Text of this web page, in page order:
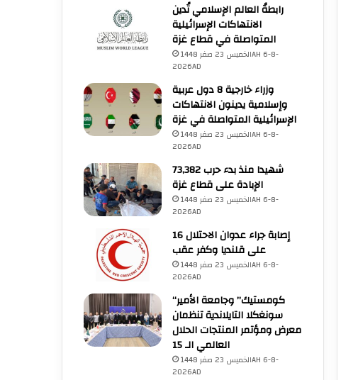
رابطةُ العالم الإسلامي تُدين
الانتهاكات الإسرائيلية
المتواصلة في قطاع غزة
الخميس 23 صفر 1448AH 6-8-
2026AD
وزراء خارجية 8 دول عربية
وإسلامية يدينون الانتهاكات
الإسرائيلية المتواصلة في غزة
الخميس 23 صفر 1448AH 6-8-
2026AD
73,382 شهيدا منذ بدء حرب
الإبادة على قطاع غزة
الخميس 23 صفر 1448AH 6-8-
2026AD
16 إصابة جراء عدوان الاحتلال
على قلنديا وكفر عقب
الخميس 23 صفر 1448AH 6-8-
2026AD
“كومستيك” وجامعة الأمير
سونغكلا التايلاندية تنظمان
معرض ومؤتمر المنتجات الحلال
العالمي الـ 15
الخميس 23 صفر 1448AH 6-8-
2026AD